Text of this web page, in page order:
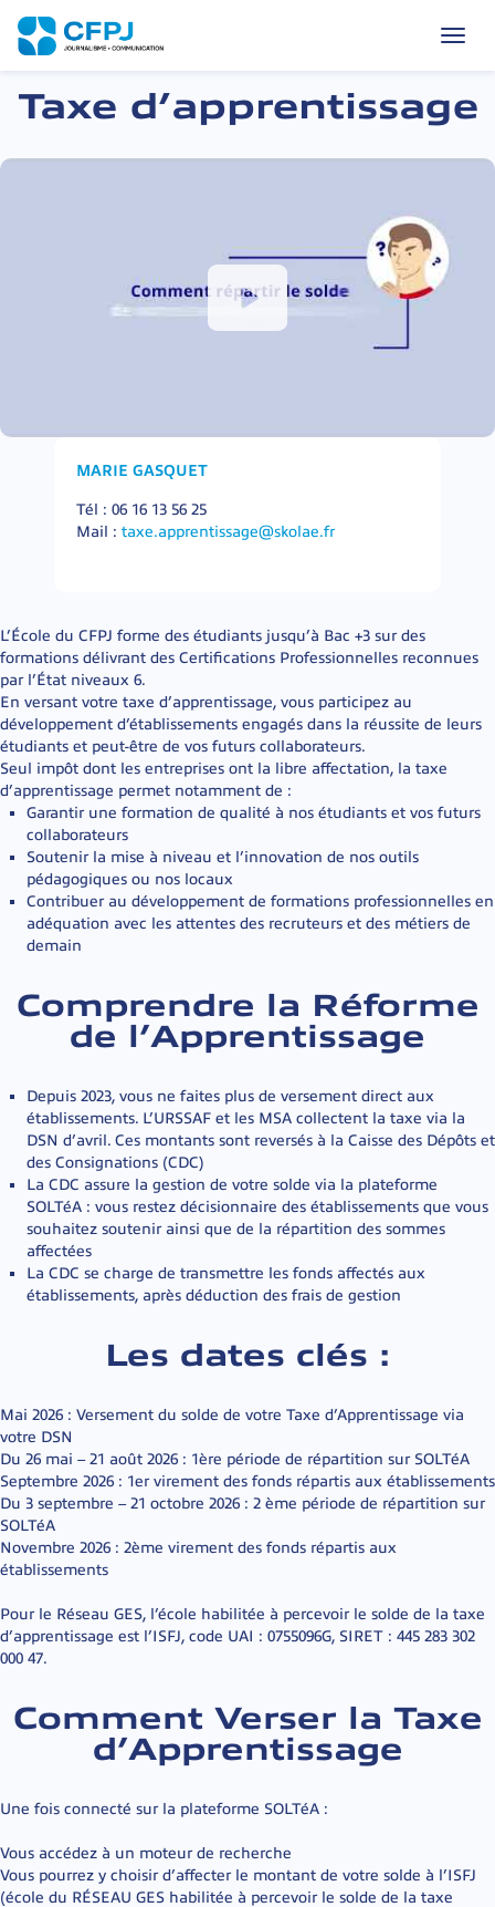
L’École
du
CFPJ
—
accueil
content
Taxe d’apprentissage
MARIE GASQUET
Tél : 06 16 13 56 25
Mail : taxe.apprentissage@skolae.fr
L’École du CFPJ forme des étudiants jusqu’à Bac +3 sur des
formations délivrant des Certifications Professionnelles reconnues
par l’État niveaux 6.
En versant votre taxe d’apprentissage, vous participez au
développement d’établissements engagés dans la réussite de leurs
étudiants et peut-être de vos futurs collaborateurs.
Seul impôt dont les entreprises ont la libre affectation, la taxe
d’apprentissage permet notamment de :
Garantir une formation de qualité à nos étudiants et vos futurs
collaborateurs
Soutenir la mise à niveau et l’innovation de nos outils
pédagogiques ou nos locaux
Contribuer au développement de formations professionnelles en
adéquation avec les attentes des recruteurs et des métiers de
demain
Comprendre la Réforme
de l’Apprentissage
Depuis 2023, vous ne faites plus de versement direct aux
établissements. L’URSSAF et les MSA collectent la taxe via la
DSN d’avril. Ces montants sont reversés à la Caisse des Dépôts et
des Consignations (CDC)
La CDC assure la gestion de votre solde via la plateforme
SOLTéA : vous restez décisionnaire des établissements que vous
souhaitez soutenir ainsi que de la répartition des sommes
affectées
La CDC se charge de transmettre les fonds affectés aux
établissements, après déduction des frais de gestion
Les dates clés :
Mai 2026 : Versement du solde de votre Taxe d’Apprentissage via
votre DSN
Du 26 mai – 21 août 2026 : 1ère période de répartition sur SOLTéA
Septembre 2026 : 1er virement des fonds répartis aux établissements
Du 3 septembre – 21 octobre 2026 : 2 ème période de répartition sur
SOLTéA
Novembre 2026 : 2ème virement des fonds répartis aux
établissements
Pour le Réseau GES, l’école habilitée à percevoir le solde de la taxe
d’apprentissage est l’ISFJ, code UAI : 0755096G, SIRET : 445 283 302
000 47.
Comment Verser la Taxe
d’Apprentissage
Une fois connecté sur la plateforme SOLTéA :
Vous accédez à un moteur de recherche
Vous pourrez y choisir d’affecter le montant de votre solde à l’ISFJ
(école du RÉSEAU GES habilitée à percevoir le solde de la taxe